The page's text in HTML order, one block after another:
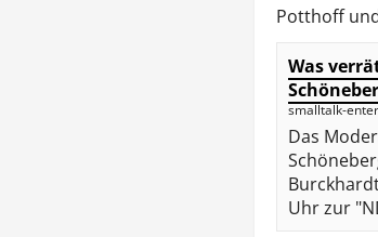
Potthoff
Was
smalltalk-
Das
Uhr zur